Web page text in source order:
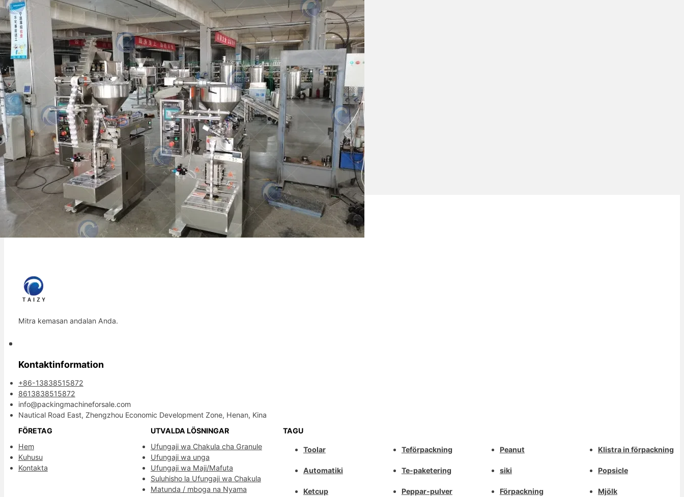
Mashine bora ya kufunga
sachet ya paste kwa ufungaji
wa mchuzi wa nyanya nchini
Kenya
Mashine ya kufunga sachet ya paste
inaunganisha uzani, kujaza, kufunga, na
kupimia, kuwezesha ufungaji wa...
Mitra kemasan andalan Anda.
Kontaktinformation
+86-13838515872
8613838515872
info@packingmachineforsale.com
Nautical Road East, Zhengzhou Economic Development Zone, Henan, Kina
FÖRETAG
Hem
Kuhusu
Kontakta
UTVALDA LÖSNINGAR
Ufungaji wa Chakula cha Granule
Ufungaji wa unga
Ufungaji wa Maji/Mafuta
Suluhisho la Ufungaji wa Chakula
Matunda / mboga na Nyama
TAGU
Toolar
Automatiki
Ketcup
Teförpackning
Te-paketering
Peppar-pulver
Peanut
siki
Förpackning
Klistra in förpackning
Popsicle
Mjölk
Dansk